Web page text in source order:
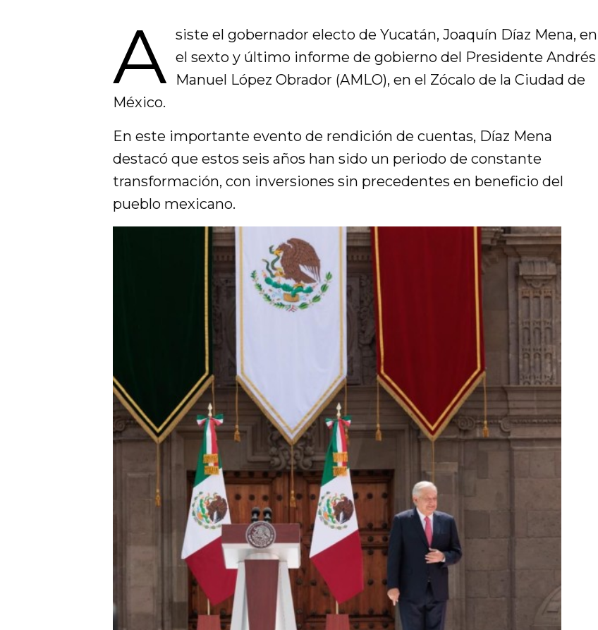
A siste el gobernador electo de Yucatán, Joaquín Díaz Mena, en
el sexto y último informe de gobierno del Presidente Andrés
Manuel López Obrador (AMLO), en el Zócalo de la Ciudad de
México.
En este importante evento de rendición de cuentas, Díaz Mena
destacó que estos seis años han sido un periodo de constante
transformación, con inversiones sin precedentes en beneficio del
pueblo mexicano.